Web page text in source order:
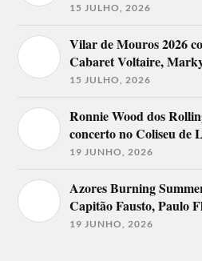
15 JULHO, 2026
Vilar de Mouros 2026
Cabaret Voltaire,
15 JULHO, 2026
Ronnie Wood dos
concerto no Coliseu de
19 JUNHO, 2026
Azores Burning
Capitão Fausto, Paulo
19 JUNHO, 2026